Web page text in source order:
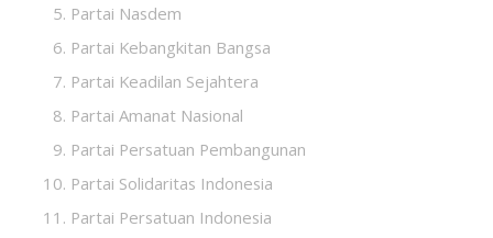
Partai Nasdem
Partai Kebangkitan Bangsa
Partai Keadilan Sejahtera
Partai Amanat Nasional
Partai Persatuan Pembangunan
Partai Solidaritas Indonesia
Partai Persatuan Indonesia